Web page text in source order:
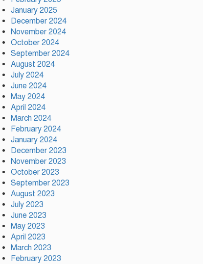
January 2025
December 2024
November 2024
October 2024
September 2024
August 2024
July 2024
June 2024
May 2024
April 2024
March 2024
February 2024
January 2024
December 2023
November 2023
October 2023
September 2023
August 2023
July 2023
June 2023
May 2023
April 2023
March 2023
February 2023